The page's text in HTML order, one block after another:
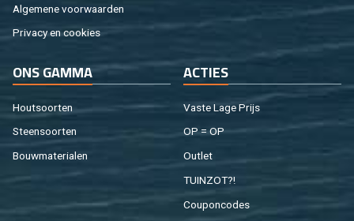
Al­ge­me­ne voor­waar­den
Pri­va­cy en coo­kies
ONS GAMMA
Hout­soor­ten
Steen­soor­ten
Bouw­ma­te­ri­a­len
AC­TIES
Vaste Lage Prijs
OP = OP
Out­let
TUIN­ZOT?!
Cou­pon­co­des